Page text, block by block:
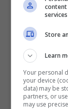
reggiseno
FOTO
content
Store
Learn
Your personal
your device
data) may be
partners, or
may use